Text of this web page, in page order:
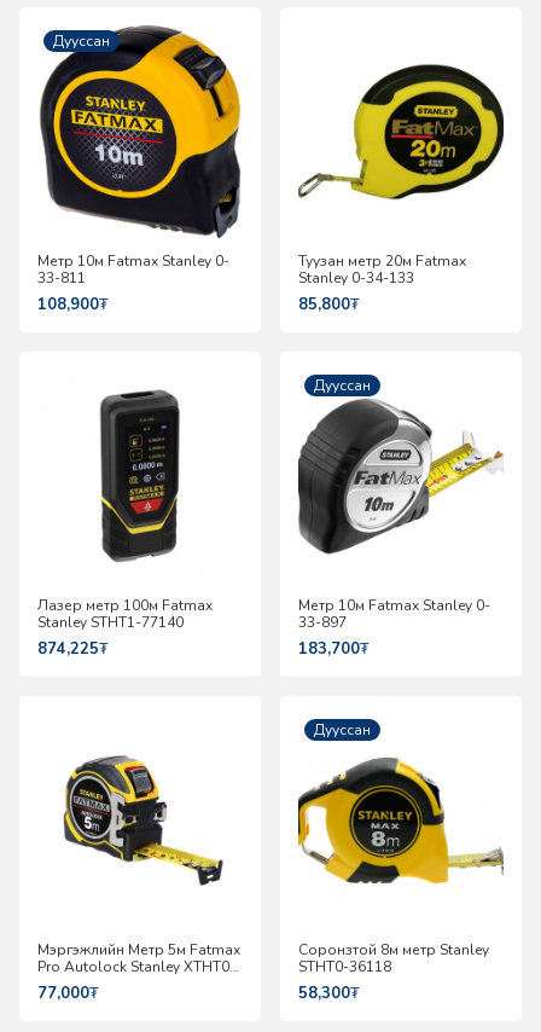
Дууссан
Метр 10м Fatmax Stanley 0-
33-811
108,900₮
Туузан метр 20м Fatmax
Stanley 0-34-133
85,800₮
Лазер метр 100м Fatmax
Stanley STHT1-77140
874,225₮
Дууссан
Метр 10м Fatmax Stanley 0-
33-897
183,700₮
Мэргэжлийн Метр 5м Fatmax
Pro Autolock Stanley XTHT0-
33671
77,000₮
Дууссан
Соронзтой 8м метр Stanley
STHT0-36118
58,300₮